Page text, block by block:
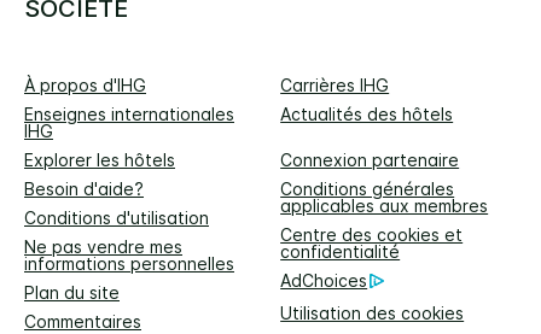
SOCIÉTÉ
À propos d'IHG
Carrières IHG
Enseignes internationales
IHG
Actualités des hôtels
Explorer les hôtels
Connexion partenaire
Besoin d'aide?
Conditions générales
applicables aux membres
Conditions d'utilisation
Centre des cookies et
confidentialité
Ne pas vendre mes
informations personnelles
AdChoices
Plan du site
Utilisation des cookies
Commentaires